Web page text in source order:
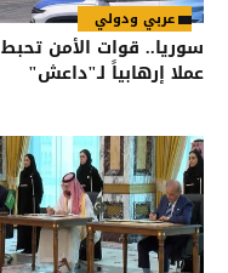
عربي ودولي
سوريا.. قوات الأمن تحبط
عملا إرهابياً لـ"داعش"